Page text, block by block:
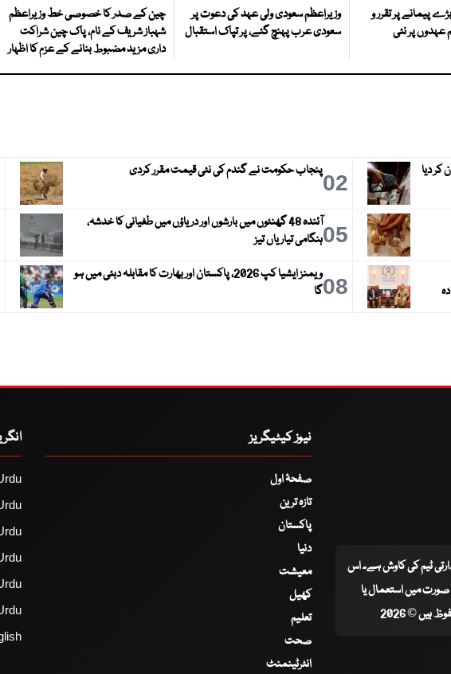
پیمانے پر تقرر و
عہدوں پر نئی
وزیراعظم سعودی ولی عہد کی دعوت پر
سعودی عرب پہنچ گئے، پر تپاک استقبال
چین کے صدر کا خصوصی خط وزیراعظم
شہباز شریف کے نام، پاک چین شراکت
داری مزید مضبوط بنانے کے عزم کا اظہار
کر دیا 02پنجاب حکومت نے گندم کی نئی قیمت مقرر کردی
05
آئندہ 48 گھنٹوں میں بارشوں اور دریاؤں میں طغیانی کا خدشہ،
ہنگامی تیاریاں تیز
08
ویمنز ایشیا کپ 2026، پاکستان اور بھارت کا مقابلہ دبئی میں ہو
گا
ادارتی ٹیم کی کاوش ہے۔ اس
صورت میں استعمال یا
ہیں © 2026
نیوز کیٹیگریز
صفحۂ اول
تازہ ترین
پاکستان
دنیا
معیشت
کھیل
تعلیم
صحت
انٹرٹینمنٹ